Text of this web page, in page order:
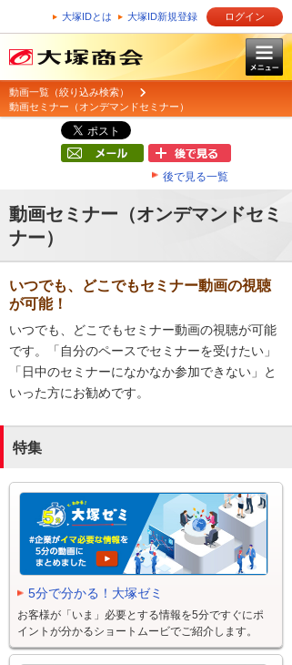
大塚IDとは 大塚ID新規登録 ログイン
動画一覧（絞り込み検索）
動画セミナー（オンデマンドセミナー）
後で見る一覧
動画セミナー（オンデマンドセミ
ナー）
いつでも、どこでもセミナー動画の視聴
が可能！
いつでも、どこでもセミナー動画の視聴が可能
です。「自分のペースでセミナーを受けたい」
「日中のセミナーになかなか参加できない」と
いった方にお勧めです。
特集
5分で分かる！大塚ゼミ
お客様が「いま」必要とする情報を5分ですぐにポ
イントが分かるショートムービでご紹介します。